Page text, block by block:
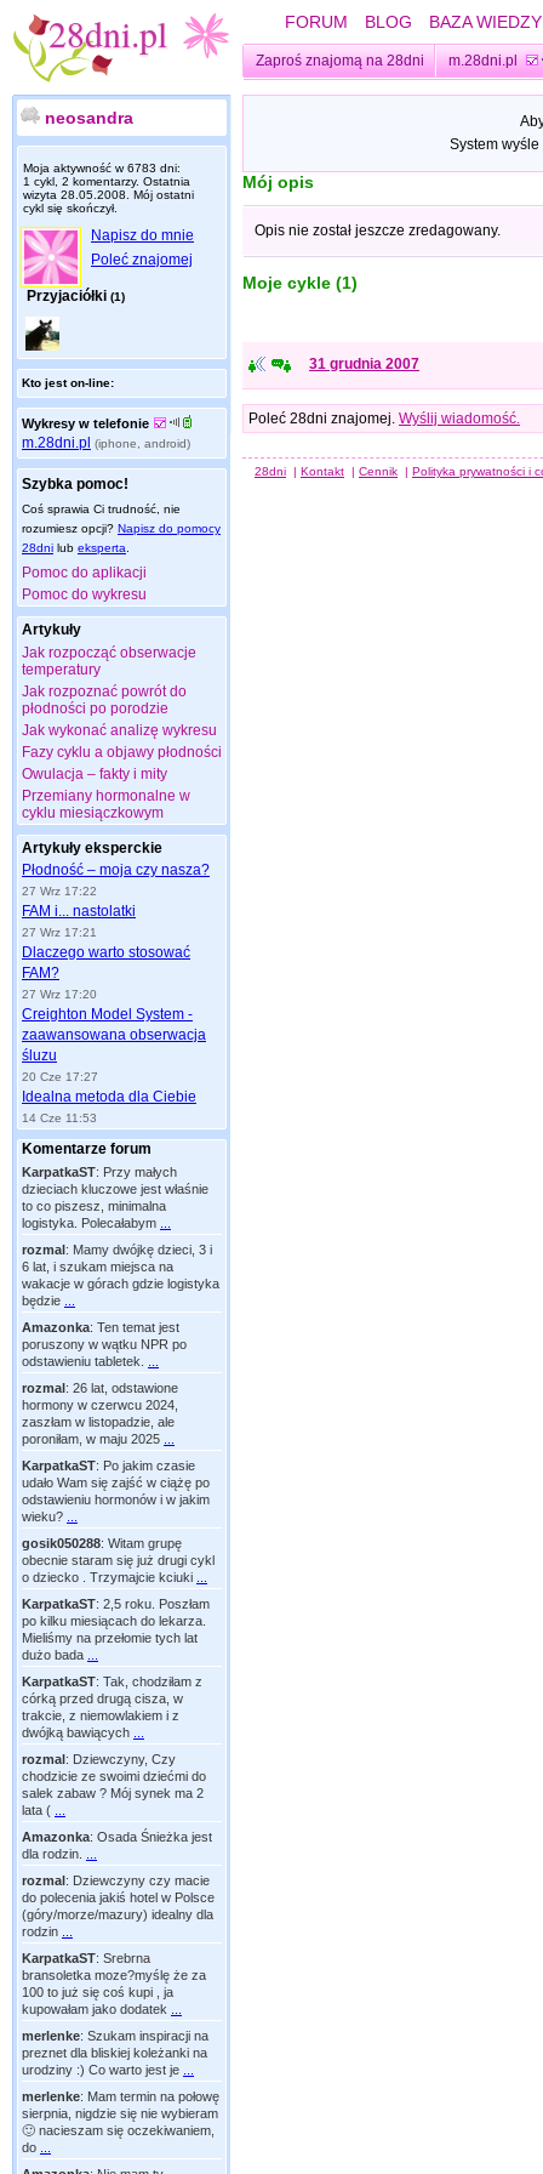
FORUM BLOG BAZA WIEDZY
Zaproś znajomą na 28dni m.28dni.pl
neosandra
Moja aktywność w 6783 dni:
1 cykl, 2 komentarzy. Ostatnia
wizyta 28.05.2008 . Mój ostatni
cykl się skończył.
Napisz do mnie
Poleć znajomej
Przyjaciółki (1)
Kto jest on-line:
Wykresy w telefonie
m.28dni.pl (iphone, android)
Szybka pomoc!
Coś sprawia Ci trudność, nie
rozumiesz opcji? Napisz do pomocy
28dni lub eksperta
Pomoc do aplikacji
Pomoc do wykresu
Artykuły
Jak rozpocząć obserwacje
temperatury
Jak rozpoznać powrót do
płodności po porodzie
Jak wykonać analizę wykresu
Fazy cyklu a objawy płodności
Owulacja – fakty i mity
Przemiany hormonalne w
cyklu miesiączkowym
Artykuły eksperckie
Płodność – moja czy nasza?
27 Wrz 17:22
FAM i... nastolatki
27 Wrz 17:21
Dlaczego warto stosować
FAM?
27 Wrz 17:20
Creighton Model System -
zaawansowana obserwacja
śluzu
20 Cze 17:27
Idealna metoda dla Ciebie
14 Cze 11:53
Komentarze forum
KarpatkaST: Przy małych
dzieciach kluczowe jest właśnie
to co piszesz, minimalna
logistyka. Polecałabym
rozmal: Mamy dwójkę dzieci, 3 i
6 lat, i szukam miejsca na
wakacje w górach gdzie logistyka
będzie
Amazonka: Ten temat jest
poruszony w wątku NPR po
odstawieniu tabletek.
rozmal: 26 lat, odstawione
hormony w czerwcu 2024,
zaszłam w listopadzie, ale
poroniłam, w maju 2025
KarpatkaST: Po jakim czasie
udało Wam się zajść w ciążę po
odstawieniu hormonów i w jakim
wieku?
gosik050288: Witam grupę
obecnie staram się już drugi cykl
o dziecko . Trzymajcie kciuki
KarpatkaST: 2,5 roku. Poszłam
po kilku miesiącach do lekarza.
Mieliśmy na przełomie tych lat
dużo bada
KarpatkaST: Tak, chodziłam z
córką przed drugą cisza, w
trakcie, z niemowlakiem i z
dwójką bawiących
rozmal: Dziewczyny, Czy
chodzicie ze swoimi dziećmi do
salek zabaw ? Mój synek ma 2
lata (
Amazonka: Osada Śnieżka jest
dla rodzin.
rozmal: Dziewczyny czy macie
do polecenia jakiś hotel w Polsce
(góry/morze/mazury) idealny dla
rodzin
KarpatkaST: Srebrna
bransoletka moze?myślę że za
100 to już się coś kupi , ja
kupowałam jako dodatek
merlenke: Szukam inspiracji na
preznet dla bliskiej koleżanki na
urodziny :) Co warto jest je
merlenke: Mam termin na połowę
sierpnia, nigdzie się nie wybieram
🙂 nacieszam się oczekiwaniem,
do
System
Mój opis
Opis nie został jeszcze zredagowany.
Moje cykle (1)
31 grudnia 2007
Poleć 28dni znajomej. Wyślij wiadomość.
28dni | Kontakt | Cennik | Polityka prywatności i